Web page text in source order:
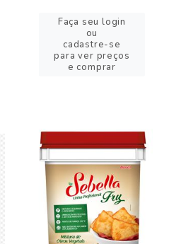
Faça seu login
ou
cadastre-se
para ver preços
e comprar